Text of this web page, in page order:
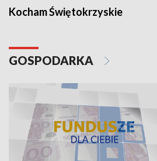
Kocham Świętokrzyskie
GOSPODARKA